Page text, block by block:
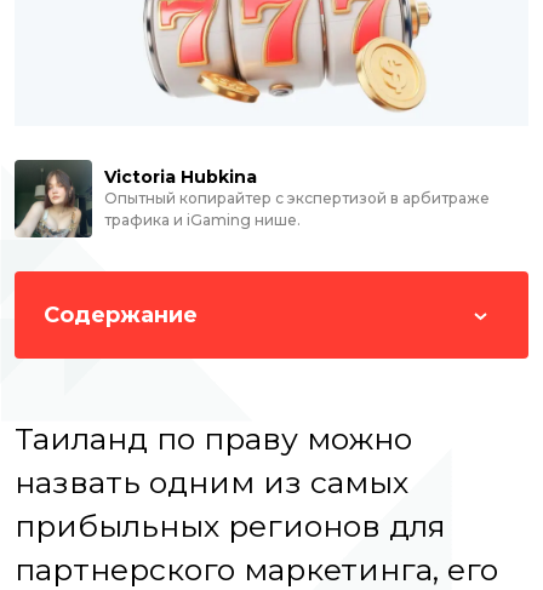
Victoria Hubkina
Опытный копирайтер с экспертизой в арбитраже
трафика и iGaming нише.
Содержание
Таиланд по праву можно
назвать одним из самых
прибыльных регионов для
партнерского маркетинга, его